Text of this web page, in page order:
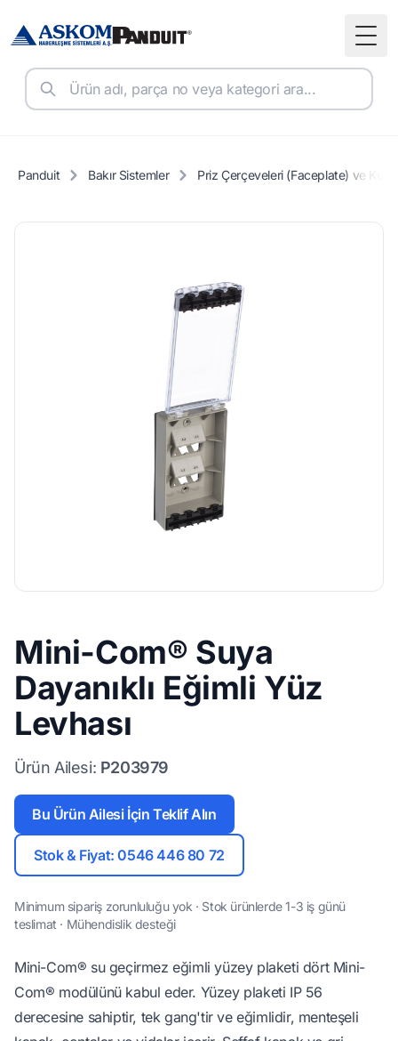
Panduit Bakır Sistemler Priz Çerçeveleri (Faceplate) ve
Mini-Com® Suya
Dayanıklı Eğimli Yüz
Levhası
Ürün Ailesi: P203979
Bu Ürün Ailesi İçin Teklif Alın
Stok & Fiyat: 0546 446 80 72
Minimum sipariş zorunluluğu yok · Stok ürünlerde 1-3 iş günü
teslimat · Mühendislik desteği
Mini-Com® su geçirmez eğimli yüzey plaketi dört Mini-
Com® modülünü kabul eder. Yüzey plaketi IP 56
derecesine sahiptir, tek gang'tir ve eğimlidir, menteşeli